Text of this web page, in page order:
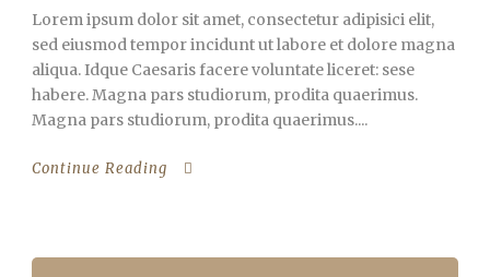
Lorem ipsum dolor sit amet, consectetur adipisici elit,
sed eiusmod tempor incidunt ut labore et dolore magna
aliqua. Idque Caesaris facere voluntate liceret: sese
habere. Magna pars studiorum, prodita quaerimus.
Magna pars studiorum, prodita quaerimus....
Continue Reading